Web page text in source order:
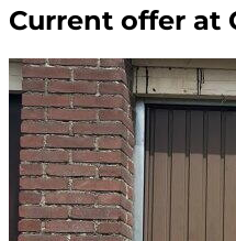
Current offer at